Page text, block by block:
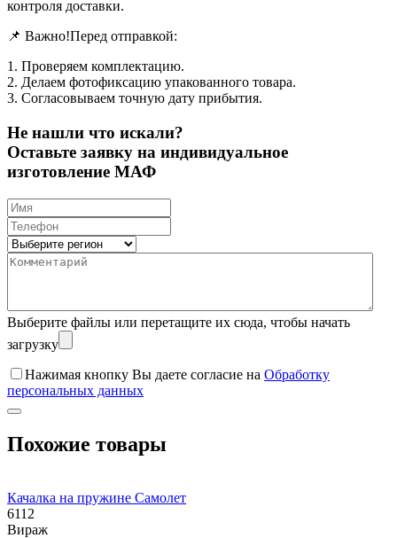
контроля доставки.
📌 Важно!Перед отправкой:
1. Проверяем комплектацию.
2. Делаем фотофиксацию упакованного товара.
3. Согласовываем точную дату прибытия.
Не нашли что искали?
Оставьте заявку на индивидуальное
изготовление МАФ
Выберите файлы или перетащите их сюда, чтобы начать
загрузку
Нажимая кнопку Вы даете согласие на Обработку
персональных данных
Похожие товары
Качалка на пружине Самолет
6112
Вираж